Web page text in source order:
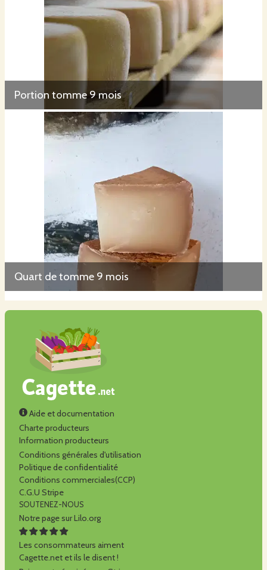
Portion tomme 9 mois
Quart de tomme 9 mois
Aide et documentation
Charte producteurs
Information producteurs
Conditions générales d'utilisation
Politique de confidentialité
Conditions commerciales(CCP)
C.G.U Stripe
SOUTENEZ-NOUS
Notre page sur Lilo.org
Les consommateurs aiment
Cagette.net et ils le disent !